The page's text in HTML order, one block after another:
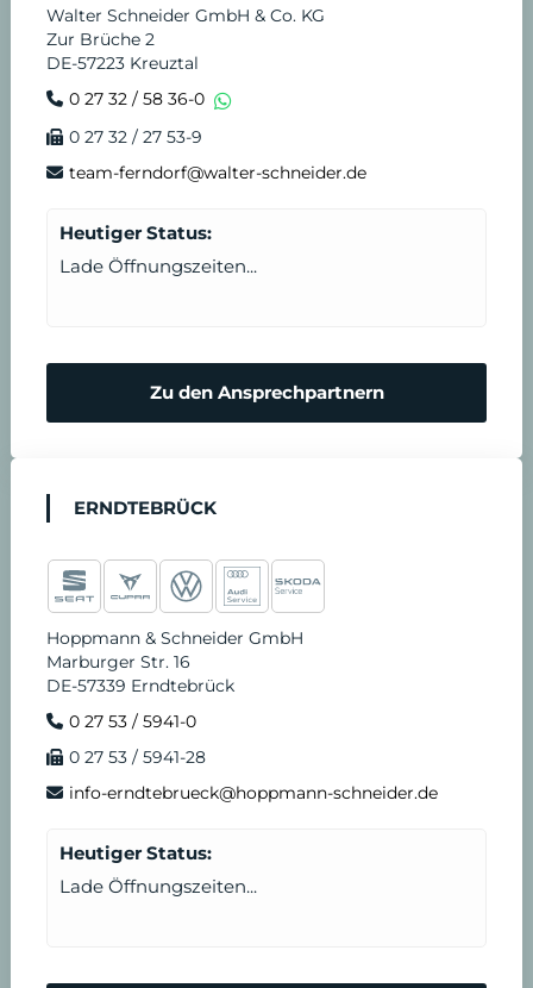
Walter Schneider GmbH & Co. KG
Zur Brüche 2
DE-57223 Kreuztal
0 27 32 / 58 36-0
0 27 32 / 27 53-9
team-ferndorf@walter-schneider.de
Heutiger Status:
Lade Öffnungszeiten...
Zu den Ansprechpartnern
ERNDTEBRÜCK
Hoppmann & Schneider GmbH
Marburger Str. 16
DE-57339 Erndtebrück
0 27 53 / 5941-0
0 27 53 / 5941-28
info-erndtebrueck@hoppmann-schneider.de
Heutiger Status:
Lade Öffnungszeiten...